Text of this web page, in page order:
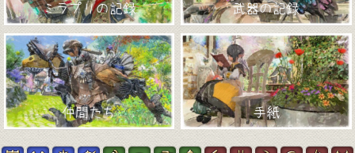
ミラプリの記録 武器の記録
仲間たち 手紙